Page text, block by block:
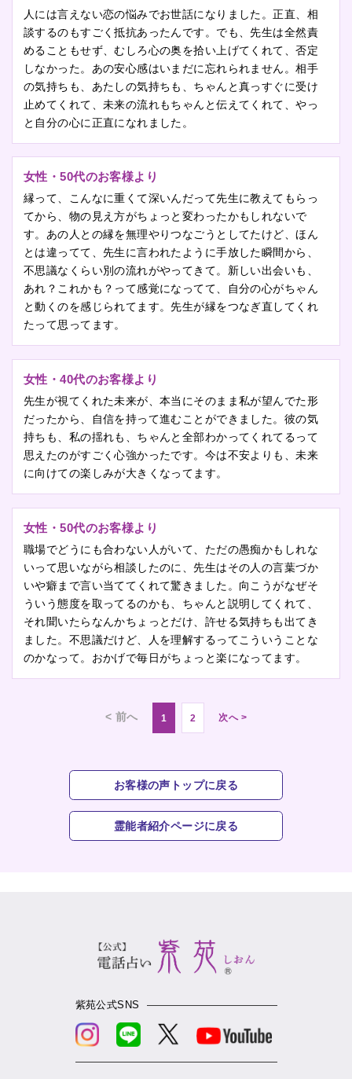
人には言えない恋の悩みでお世話になりました。正直、相
談するのもすごく抵抗あったんです。でも、先生は全然責
めることもせず、むしろ心の奥を拾い上げてくれて、否定
しなかった。あの安心感はいまだに忘れられません。相手
の気持ちも、あたしの気持ちも、ちゃんと真っすぐに受け
止めてくれて、未来の流れもちゃんと伝えてくれて、やっ
と自分の心に正直になれました。
女性・50代のお客様より
縁って、こんなに重くて深いんだって先生に教えてもらっ
てから、物の見え方がちょっと変わったかもしれないで
す。あの人との縁を無理やりつなごうとしてたけど、ほん
とは違ってて、先生に言われたように手放した瞬間から、
不思議なくらい別の流れがやってきて。新しい出会いも、
あれ？これかも？って感覚になってて、自分の心がちゃん
と動くのを感じられてます。先生が縁をつなぎ直してくれ
たって思ってます。
女性・40代のお客様より
先生が視てくれた未来が、本当にそのまま私が望んでた形
だったから、自信を持って進むことができました。彼の気
持ちも、私の揺れも、ちゃんと全部わかってくれてるって
思えたのがすごく心強かったです。今は不安よりも、未来
に向けての楽しみが大きくなってます。
女性・50代のお客様より
職場でどうにも合わない人がいて、ただの愚痴かもしれな
いって思いながら相談したのに、先生はその人の言葉づか
いや癖まで言い当ててくれて驚きました。向こうがなぜそ
ういう態度を取ってるのかも、ちゃんと説明してくれて、
それ聞いたらなんかちょっとだけ、許せる気持ちも出てき
ました。不思議だけど、人を理解するってこういうことな
のかなって。おかげで毎日がちょっと楽になってます。
< 前へ 1 2 次へ >
お客様の声トップに戻る
霊能者紹介ページに戻る
紫苑公式SNS